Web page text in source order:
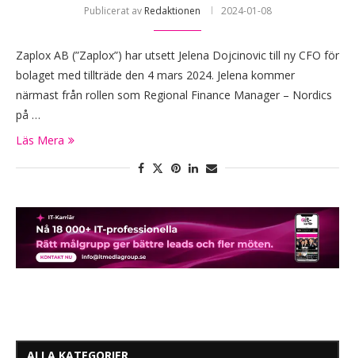
Publicerat av Redaktionen 2024-01-08
Zaplox AB (”Zaplox”) har utsett Jelena Dojcinovic till ny CFO för
bolaget med tillträde den 4 mars 2024. Jelena kommer
närmast från rollen som Regional Finance Manager – Nordics
på …
Läs Mera
ALLA KATEGORIER